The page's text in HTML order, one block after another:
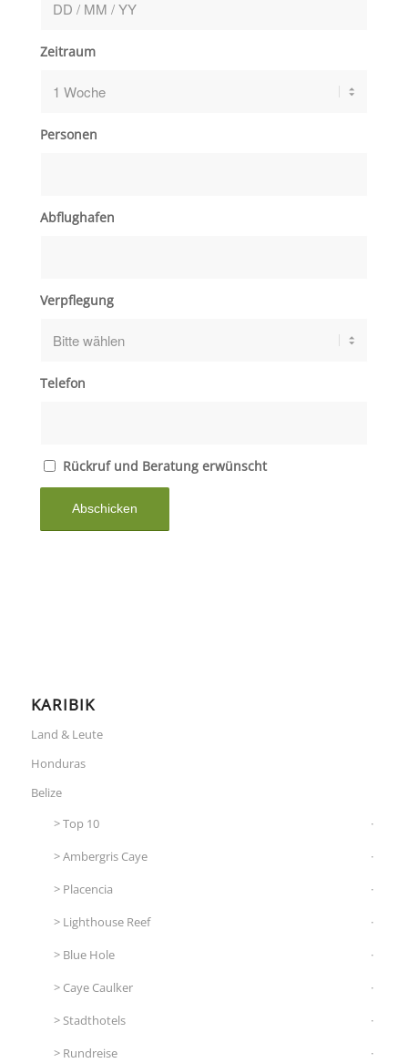
Zeitraum
Personen
Abflughafen
Verpflegung
Telefon
Rückruf und Beratung erwünscht
KARIBIK
Land & Leute
Honduras
Belize
Top 10
Ambergris Caye
Placencia
Lighthouse Reef
Blue Hole
Caye Caulker
Stadthotels
Rundreise